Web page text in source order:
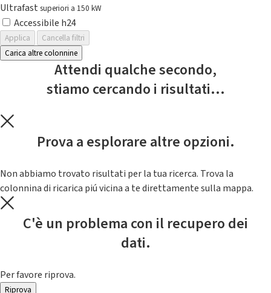
Ultrafast superiori a 150 kW
Accessibile h24
Applica
Cancella filtri
Carica altre colonnine
Attendi qualche secondo,
stiamo cercando i risultati...
Prova a esplorare altre opzioni.
Non abbiamo trovato risultati per la tua ricerca. Trova la
colonnina di ricarica piú vicina a te direttamente sulla mappa.
C'è un problema con il recupero dei
dati.
Per favore riprova.
Riprova